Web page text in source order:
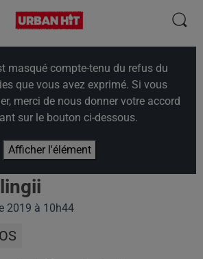
masqué compte-tenu du refus du
que vous avez exprimé. Si vous
merci de nous donner votre accord
sur le bouton ci-dessous.
Afficher l'élément
2019 à 10h44